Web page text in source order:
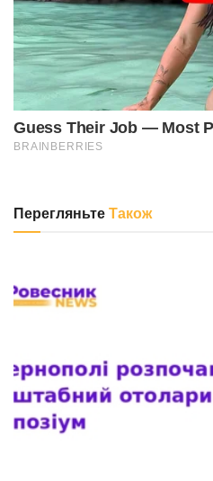
ПерегляньтеТакож